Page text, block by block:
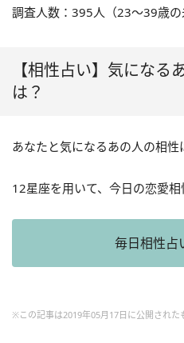
調査人数：395人（23～39歳の
【相性占い】気になる
は？
あなたと気になるあの人の相性
12星座を用いて、今日の恋愛相
毎日相性占
※この記事は2019年05月17日に公開された